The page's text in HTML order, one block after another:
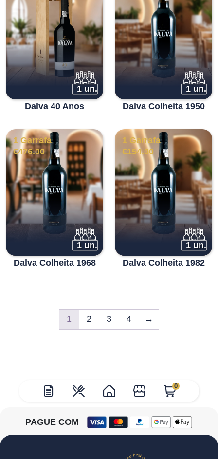
0
1 un.
Dalva 40 Anos
1 un.
Dalva Colheita 1950
1 Garrafa
€476.00
1 un.
Dalva Colheita 1968
1 Garrafa
€154.00
1 un.
Dalva Colheita 1982
1 2 3 4 →
PAGUE COM